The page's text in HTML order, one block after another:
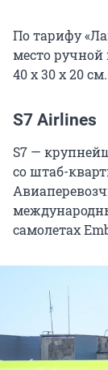
По тарифу
место ручной
40 x 30 x 20 см.
S7 Airlines
S7 —
со штаб-
самолетах